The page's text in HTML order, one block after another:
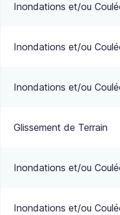
Inondations et/ou
Inondations et/ou
Inondations et/ou
Glissement de Terrain
Inondations et/ou
Inondations et/ou